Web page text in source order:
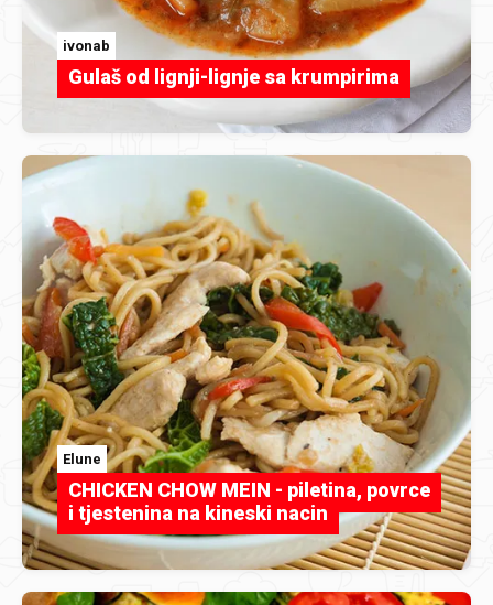
ivonab
Gulaš od lignji-lignje sa krumpirima
Elune
CHICKEN CHOW MEIN - piletina, povrce
i tjestenina na kineski nacin